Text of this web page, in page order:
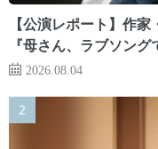
【公演レポート】作
『母さん、ラブソング
2026.08.04